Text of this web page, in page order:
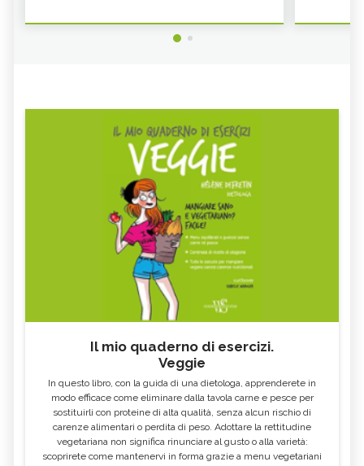
Il mio quaderno di esercizi.
Veggie
In questo libro, con la guida di una dietologa, apprenderete in
modo efficace come eliminare dalla tavola carne e pesce per
sostituirli con proteine di alta qualità, senza alcun rischio di
carenze alimentari o perdita di peso. Adottare la rettitudine
vegetariana non significa rinunciare al gusto o alla varietà:
scoprirete come mantenervi in forma grazie a menu vegetariani